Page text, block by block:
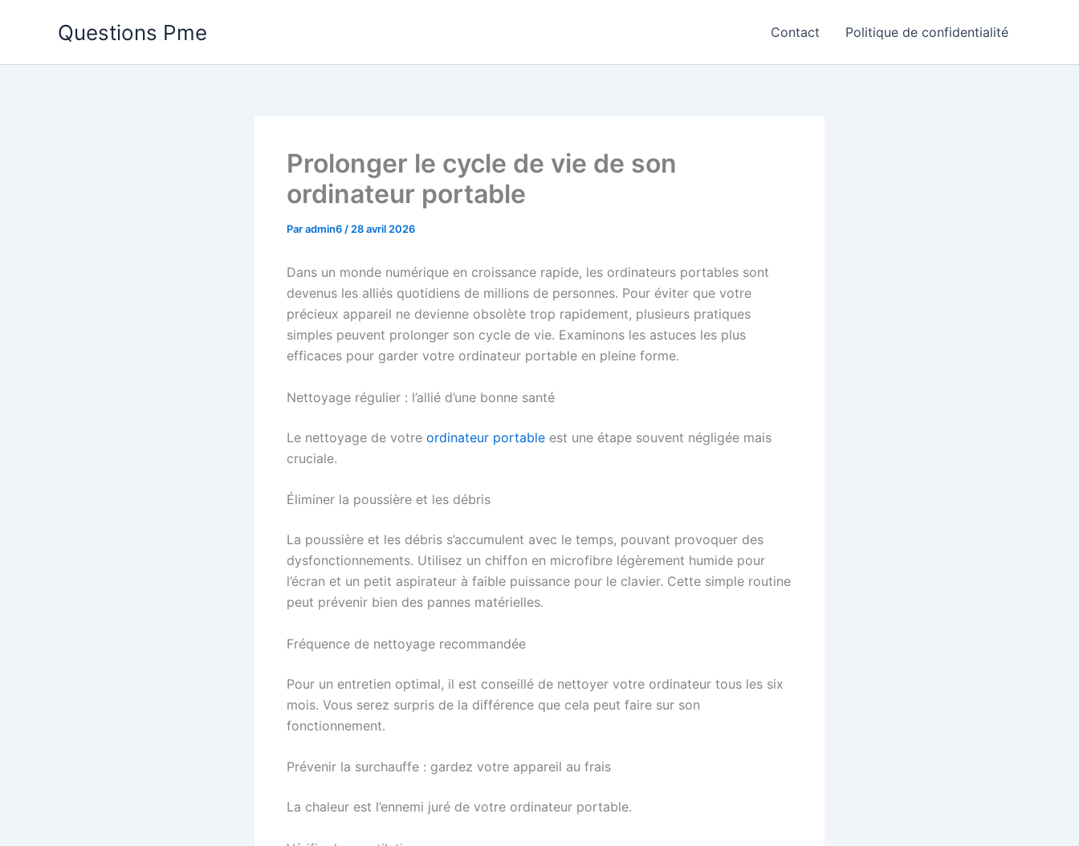
Questions Pme Contact Politique de confidentialité
Prolonger le cycle de vie de son
ordinateur portable
Paradmin6 / 28 avril 2026
Dans un monde numérique en croissance rapide, les ordinateurs portables sont
devenus les alliés quotidiens de millions de personnes. Pour éviter que votre
précieux appareil ne devienne obsolète trop rapidement, plusieurs pratiques
simples peuvent prolonger son cycle de vie. Examinons les astuces les plus
efficaces pour garder votre ordinateur portable en pleine forme.
Nettoyage régulier : l’allié d’une bonne santé
Le nettoyage de votre ordinateur portable est une étape souvent négligée mais
cruciale.
Éliminer la poussière et les débris
La poussière et les débris s’accumulent avec le temps, pouvant provoquer des
dysfonctionnements. Utilisez un chiffon en microfibre légèrement humide pour
l’écran et un petit aspirateur à faible puissance pour le clavier. Cette simple routine
peut prévenir bien des pannes matérielles.
Fréquence de nettoyage recommandée
Pour un entretien optimal, il est conseillé de nettoyer votre ordinateur tous les six
mois. Vous serez surpris de la différence que cela peut faire sur son
fonctionnement.
Prévenir la surchauffe : gardez votre appareil au frais
La chaleur est l’ennemi juré de votre ordinateur portable.